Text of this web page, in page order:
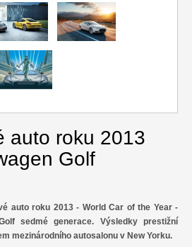
Relax
Cestování
Gurmán
auto roku 2013
Golf
auto roku 2013 - World Car of the Year -
sedmé generace.
Výsledky prestižní
mezinárodního autosalonu v New Yorku.